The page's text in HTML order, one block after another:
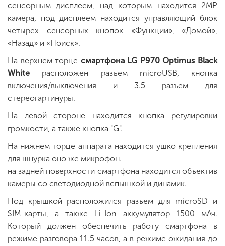
сенсорным дисплеем, над которым находится 2MP
камера, под дисплеем находится управляющий блок
четырех сенсорных кнопок «Функции», «Домой»,
«Назад» и «Поиск».
На верхнем торце смартфона LG P970 Optimus Black
White расположен разъем microUSB, кнопка
включения/выключения и 3.5 разъем для
стереогартинуры.
На левой стороне находится кнопка регулировки
громкости, а также кнопка "G".
На нижнем торце аппарата находится ушко крепления
для шнурка оно же микрофон.
на задней поверхности смартфона находится объектив
камеры со светодиодной вспышкой и динамик.
Под крышкой расположился разъем для microSD и
SIM-карты, а также Li-Ion аккумулятор 1500 мАч.
Который должен обеспечить работу смартфона в
режиме разговора 11.5 часов, а в режиме ожидания до